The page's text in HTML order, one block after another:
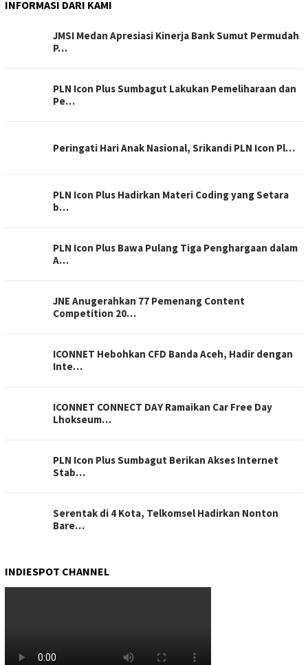
INFORMASI DARI KAMI
JMSI Medan Apresiasi Kinerja Bank Sumut Permudah
P…
PLN Icon Plus Sumbagut Lakukan Pemeliharaan dan
Pe…
Peringati Hari Anak Nasional, Srikandi PLN Icon Pl…
PLN Icon Plus Hadirkan Materi Coding yang Setara
b…
PLN Icon Plus Bawa Pulang Tiga Penghargaan dalam
A…
JNE Anugerahkan 77 Pemenang Content
Competition 20…
ICONNET Hebohkan CFD Banda Aceh, Hadir dengan
Inte…
ICONNET CONNECT DAY Ramaikan Car Free Day
Lhokseum…
PLN Icon Plus Sumbagut Berikan Akses Internet
Stab…
Serentak di 4 Kota, Telkomsel Hadirkan Nonton
Bare…
INDIESPOT CHANNEL